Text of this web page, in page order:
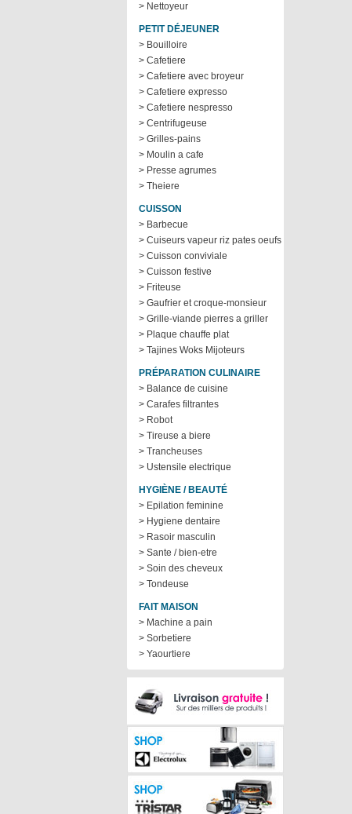
> Nettoyeur
PETIT DÉJEUNER
> Bouilloire
> Cafetiere
> Cafetiere avec broyeur
> Cafetiere expresso
> Cafetiere nespresso
> Centrifugeuse
> Grilles-pains
> Moulin a cafe
> Presse agrumes
> Theiere
CUISSON
> Barbecue
> Cuiseurs vapeur riz pates oeufs
> Cuisson conviviale
> Cuisson festive
> Friteuse
> Gaufrier et croque-monsieur
> Grille-viande pierres a griller
> Plaque chauffe plat
> Tajines Woks Mijoteurs
PRÉPARATION CULINAIRE
> Balance de cuisine
> Carafes filtrantes
> Robot
> Tireuse a biere
> Trancheuses
> Ustensile electrique
HYGIÈNE / BEAUTÉ
> Epilation feminine
> Hygiene dentaire
> Rasoir masculin
> Sante / bien-etre
> Soin des cheveux
> Tondeuse
FAIT MAISON
> Machine a pain
> Sorbetiere
> Yaourtiere